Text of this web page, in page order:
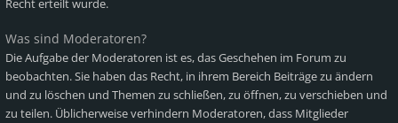
Recht erteilt wurde.
Was sind Moderatoren?
Die Aufgabe der Moderatoren ist es, das Geschehen im Forum zu
beobachten. Sie haben das Recht, in ihrem Bereich Beiträge zu ändern
und zu löschen und Themen zu schließen, zu öffnen, zu verschieben und
zu teilen. Üblicherweise verhindern Moderatoren, dass Mitglieder